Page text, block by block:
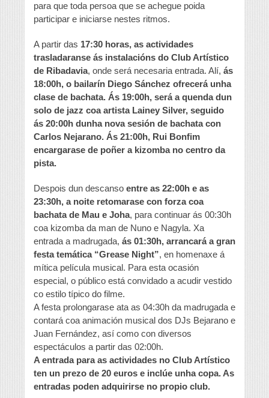
para que toda persoa que se achegue poida
participar e iniciarse nestes ritmos.
A partir das 17:30 horas, as actividades
trasladaranse ás instalacións do Club Artístico
de Ribadavia, onde será necesaria entrada. Alí, ás
18:00h, o bailarín Diego Sánchez ofrecerá unha
clase de bachata. Ás 19:00h, será a quenda dun
solo de jazz coa artista Lainey Silver, seguido
ás 20:00h dunha nova sesión de bachata con
Carlos Nejarano. Ás 21:00h, Rui Bonfim
encargarase de poñer a kizomba no centro da
pista.
Despois dun descanso entre as 22:00h e as
23:30h, a noite retomarase con forza coa
bachata de Mau e Joha, para continuar ás 00:30h
coa kizomba da man de Nuno e Nagyla. Xa
entrada a madrugada, ás 01:30h, arrancará a gran
festa temática “Grease Night”, en homenaxe á
mítica película musical. Para esta ocasión
especial, o público está convidado a acudir vestido
co estilo típico do filme.
A festa prolongarase ata as 04:30h da madrugada e
contará coa animación musical dos DJs Bejarano e
Juan Fernández, así como con diversos
espectáculos a partir das 02:00h.
A entrada para as actividades no Club Artístico
ten un prezo de 20 euros e inclúe unha copa. As
entradas poden adquirirse no propio club.